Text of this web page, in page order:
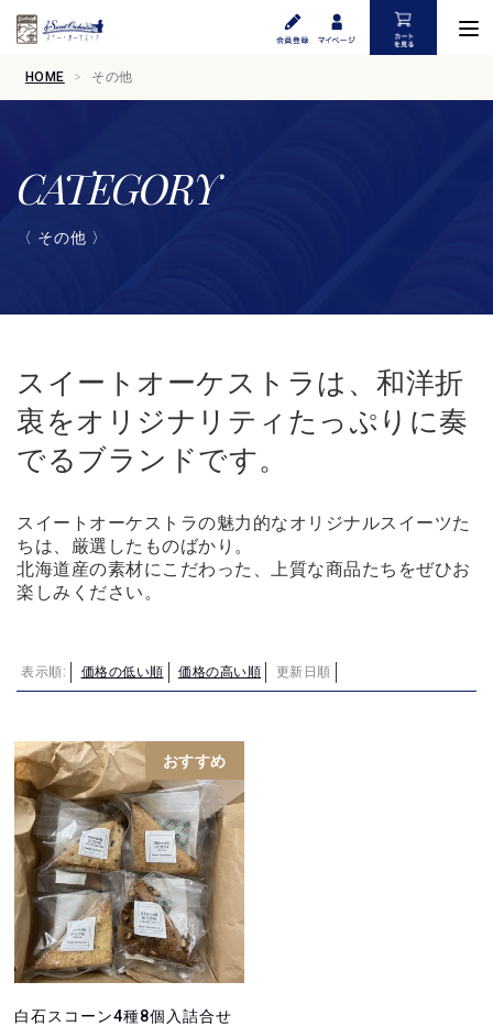
HOME その他
CATEGORY
〈 その他 〉
スイートオーケストラは、和洋折
衷をオリジナリティたっぷりに奏
でるブランドです。
スイートオーケストラの魅力的なオリジナルスイーツた
ちは、厳選したものばかり。
北海道産の素材にこだわった、上質な商品たちをぜひお
楽しみください。
表示順: 価格の低い順 価格の高い順 更新日順
白石スコーン4種8個入詰合せ